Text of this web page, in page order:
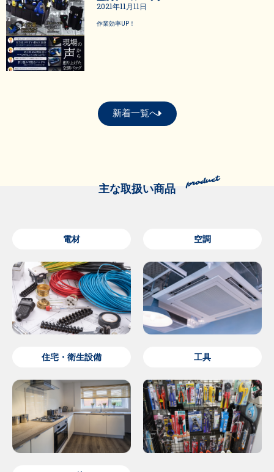
2021年11月11日
作業効率UP！
新着一覧へ
主な取扱い商品
電材 空調
住宅・衛生設備 工具